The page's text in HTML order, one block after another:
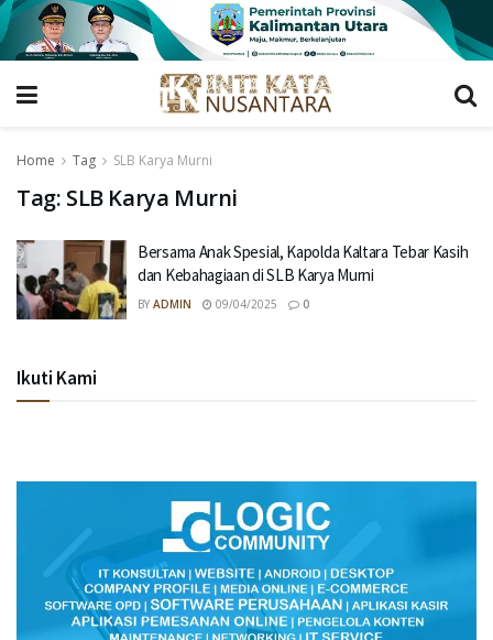
Home Tag SLB Karya Murni
Tag: SLB Karya Murni
Bersama Anak Spesial, Kapolda Kaltara Tebar Kasih
dan Kebahagiaan di SLB Karya Murni
BY ADMIN 09/04/2025 0
Ikuti Kami